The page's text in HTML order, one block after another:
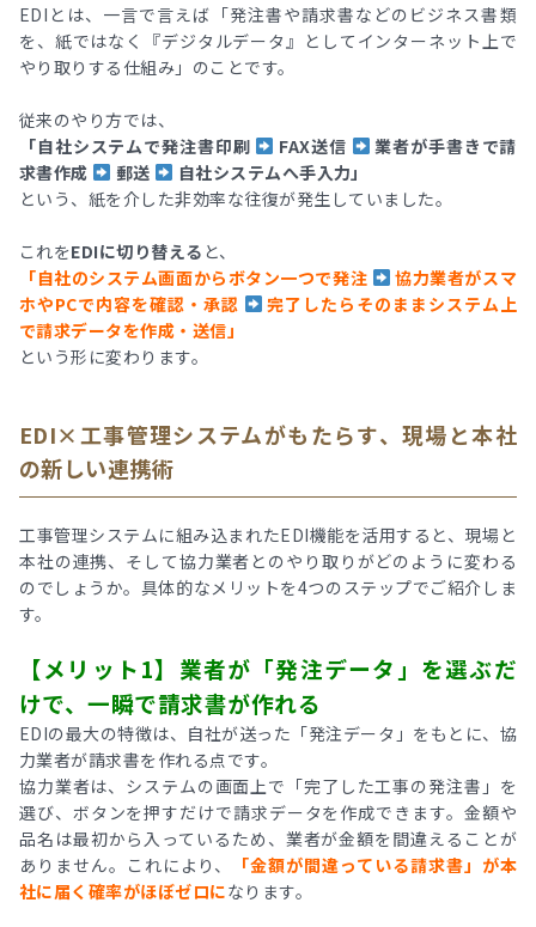
EDIとは、一言で言えば「発注書や請求書などのビジネス書類
を、紙ではなく『デジタルデータ』としてインターネット上で
やり取りする仕組み」のことです。
従来のやり方では、
「自社システムで発注書印刷
FAX送信
業者が手書きで請
求書作成
郵送
自社システムへ手入力」
という、紙を介した非効率な往復が発生していました。
これをEDIに切り替える と、
「自社のシステム画面からボタン一つで発注
協力業者がスマ
ホやPCで内容を確認・承認
完了したらそのままシステム上
で請求データを作成・送信」
という形に変わります。
EDI×工事管理システムがもたらす、現場と本社
の新しい連携術
工事管理システムに組み込まれたEDI機能を活用すると、現場と
本社の連携、そして協力業者とのやり取りがどのように変わる
のでしょうか。具体的なメリットを4つのステップでご紹介しま
す。
【メリット1】業者が「発注データ」を選ぶだ
けで、一瞬で請求書が作れる
EDIの最大の特徴は、自社が送った「発注データ」をもとに、協
力業者が請求書を作れる点です。
協力業者は、システムの画面上で「完了した工事の発注書」を
選び、ボタンを押すだけで請求データを作成できます。金額や
品名は最初から入っているため、業者が金額を間違えることが
ありません。これにより、
「金額が間違っている請求書」が本
社に届く確率がほぼゼロになります。